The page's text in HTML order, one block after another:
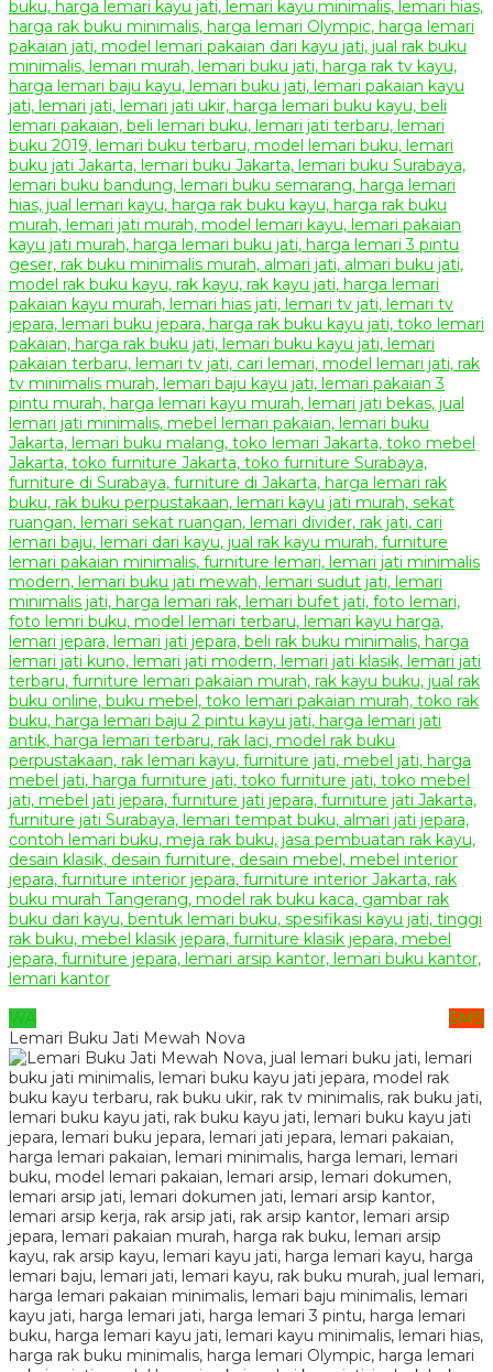
WA
SMS
Lemari Buku Jati Mewah Nova